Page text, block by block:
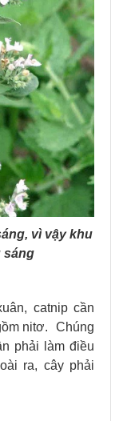
vì vậy khu
sáng
catnip cần
nitơ. Chúng
phải làm điều
ra, cây phải